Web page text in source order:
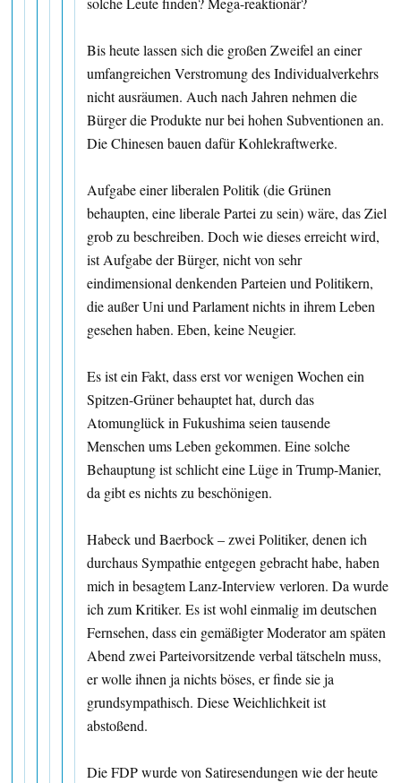
Bis heute lassen sich die großen Zweifel an einer
umfangreichen Verstromung des Individualverkehrs
nicht ausräumen. Auch nach Jahren nehmen die
Bürger die Produkte nur bei hohen Subventionen an.
Die Chinesen bauen dafür Kohlekraftwerke.
Aufgabe einer liberalen Politik (die Grünen
behaupten, eine liberale Partei zu sein) wäre, das Ziel
grob zu beschreiben. Doch wie dieses erreicht wird,
ist Aufgabe der Bürger, nicht von sehr
eindimensional denkenden Parteien und Politikern,
die außer Uni und Parlament nichts in ihrem Leben
gesehen haben. Eben, keine Neugier.
Es ist ein Fakt, dass erst vor wenigen Wochen ein
Spitzen-Grüner behauptet hat, durch das
Atomunglück in Fukushima seien tausende
Menschen ums Leben gekommen. Eine solche
Behauptung ist schlicht eine Lüge in Trump-Manier,
da gibt es nichts zu beschönigen.
Habeck und Baerbock – zwei Politiker, denen ich
durchaus Sympathie entgegen gebracht habe, haben
mich in besagtem Lanz-Interview verloren. Da wurde
ich zum Kritiker. Es ist wohl einmalig im deutschen
Fernsehen, dass ein gemäßigter Moderator am späten
Abend zwei Parteivorsitzende verbal tätscheln muss,
er wolle ihnen ja nichts böses, er finde sie ja
grundsympathisch. Diese Weichlichkeit ist
abstoßend.
Die FDP wurde von Satiresendungen wie der heute